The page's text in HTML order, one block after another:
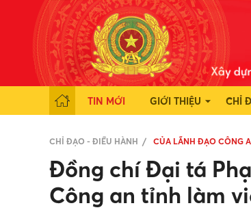
TIN MỚI GIỚI THIỆU CHỈ
CHỈ ĐẠO - ĐIỀU HÀNH CỦA LÃNH ĐẠO CÔNG
Đồng chí Đại tá
Công an tỉnh làm